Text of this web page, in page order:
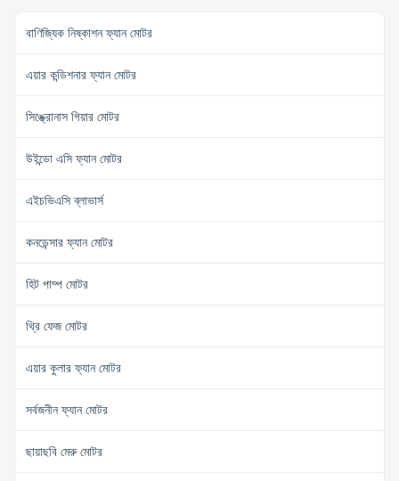
বাণিজ্যিক নিষ্কাশন ফ্যান মোটর
এয়ার কন্ডিশনার ফ্যান মোটর
সিঙ্ক্রোনাস গিয়ার মোটর
উইন্ডো এসি ফ্যান মোটর
এইচভিএসি ব্লাভার্স
কনডেন্সার ফ্যান মোটর
হিট পাম্প মোটর
থ্রি ফেজ মোটর
এয়ার কুলার ফ্যান মোটর
সর্বজনীন ফ্যান মোটর
ছায়াছবি মেরু মোটর